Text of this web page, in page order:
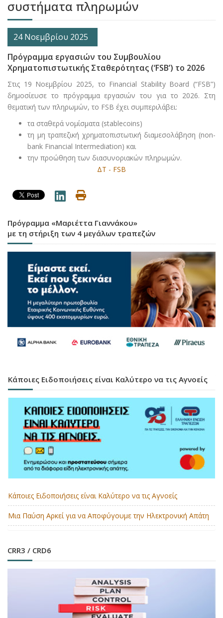
συστήματα πληρωμών
24 Νοεμβρίου 2025
Πρόγραμμα εργασιών του Συμβουλίου
Χρηματοπιστωτικής Σταθερότητας (‘FSB’) το 2026
Στις 19 Νοεμβρίου 2025, το Financial Stability Board (“FSB”)
δημοσίευσε το πρόγραμμα εργασιών του για το 2026. Στη
θεματική των πληρωμών, το FSB έχει συμπεριλάβει:
τα σταθερά νομίσματα (stablecoins)
τη μη τραπεζική χρηματοπιστωτική διαμεσολάβηση (non-
bank Financial Intermediation) και
την προώθηση των διασυνοριακών πληρωμών.
ΔΤ - FSB
Πρόγραμμα «Μαριέττα Γιαννάκου»
με τη στήριξη των 4 μεγάλων τραπεζών
Κάποιες Ειδοποιήσεις είναι Καλύτερο να τις Αγνοείς
Κάποιες Ειδοποιήσεις είναι Καλύτερο να τις Αγνοείς
Μια Παύση Αρκεί για να Αποφύγουμε την Ηλεκτρονική Απάτη
CRR3 / CRD6